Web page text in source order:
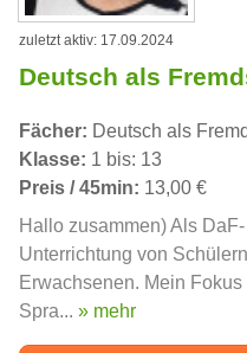
zuletzt aktiv: 17.09.2024
Deutsch als
Fächer: Deutsch als
Klasse: 1 bis: 13
Preis / 45min: 13,00 €
Hallo zusammen) Als
Unterrichtung von
Erwachsenen. Mein
Spra... » mehr